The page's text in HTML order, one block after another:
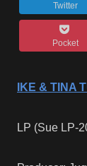
Twitter
Pocket
IKE & TINA
LP (Sue LP-